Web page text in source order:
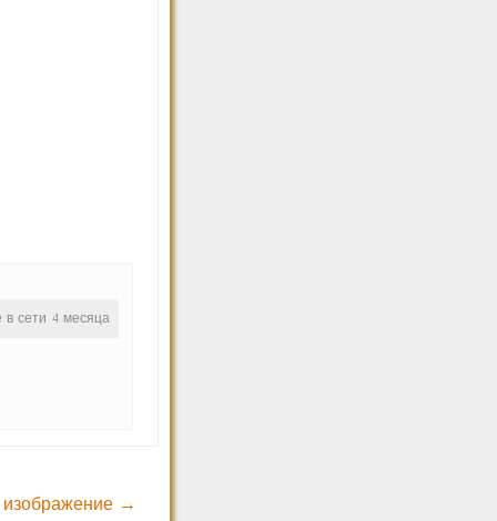
в сети 4 месяца
→